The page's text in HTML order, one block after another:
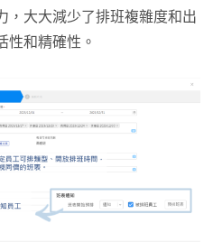
，大大減少了排班複雜度和出
性和精確性。